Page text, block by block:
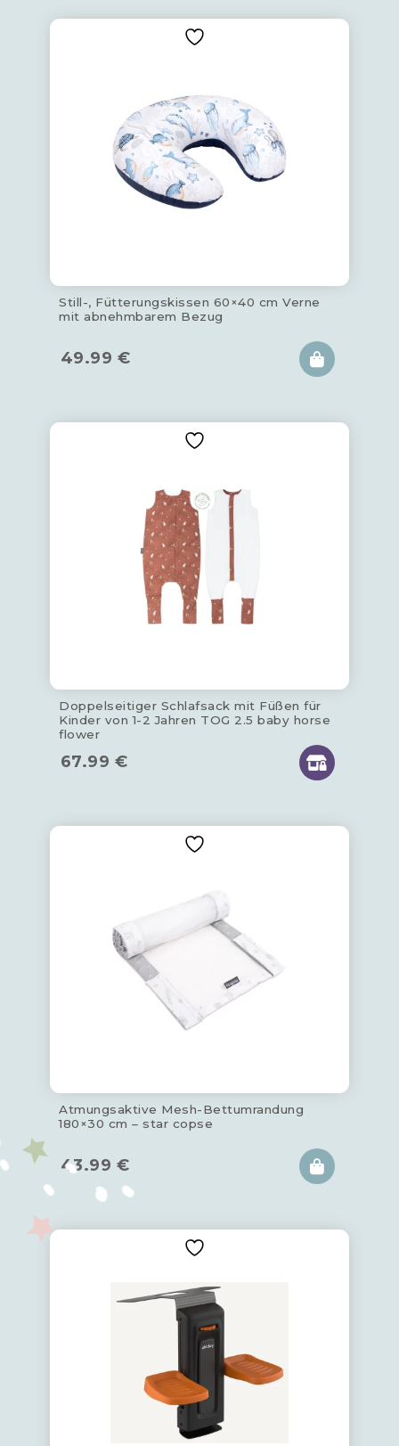
Still-, Fütterungskissen 60×40 cm Verne
mit abnehmbarem Bezug
49.99 €
Doppelseitiger Schlafsack mit Füßen für
Kinder von 1-2 Jahren TOG 2.5 baby horse
flower
67.99 €
Atmungsaktive Mesh-Bettumrandung
180×30 cm – star copse
43.99 €